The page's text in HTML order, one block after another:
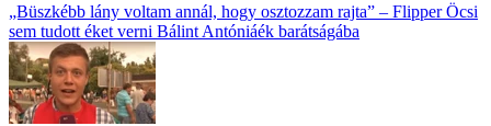
„Büszkébb lány voltam annál, hogy osztozzam rajta” – Flipper Öcsi
sem tudott éket verni Bálint Antóniáék barátságába